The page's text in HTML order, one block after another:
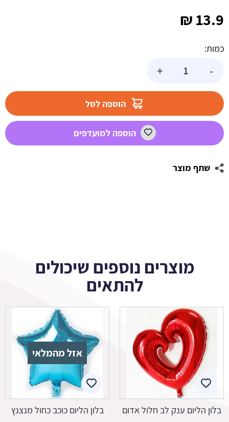
13.9
₪
כמות:
-
טורקיז
+
הוספה לסל
הוספה למועדפים
שתף מוצר
מוצרים נוספים שיכולים
להתאים
בלון הליום ענק לב חלול אדום
אזל מהמלאי
בלון הליום כוכב כחול מנצנץ